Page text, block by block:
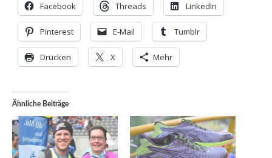
Facebook Threads LinkedIn
Pinterest E-Mail Tumblr
Drucken X Mehr
Ähnliche Beiträge